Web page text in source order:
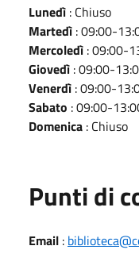
Lunedì : Chiuso
Martedì : 09:00-
Mercoledì : 09:00-
Giovedì : 09:00-
Venerdì : 09:00-
Sabato : 09:00-
Domenica : Chiuso
Punti di
Email :